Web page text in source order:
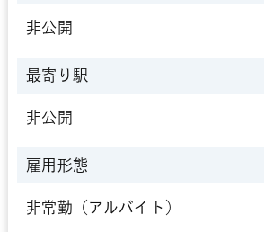
非公開
最寄り駅
非公開
雇用形態
非常勤（アルバイト）